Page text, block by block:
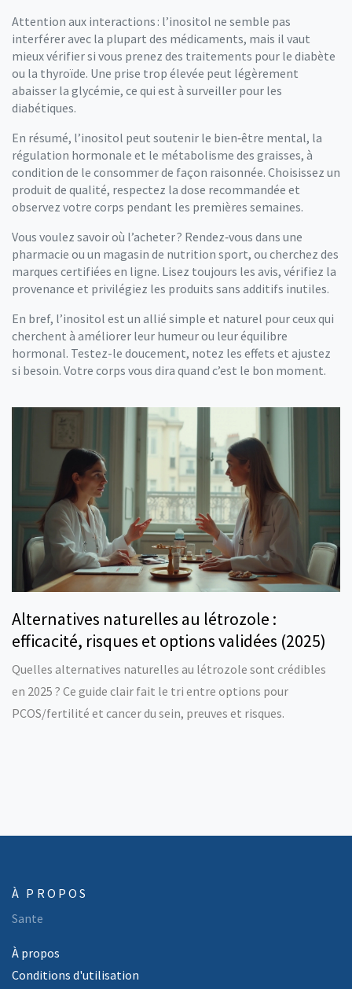
Attention aux interactions : l’inositol ne semble pas
interférer avec la plupart des médicaments, mais il vaut
mieux vérifier si vous prenez des traitements pour le diabète
ou la thyroïde. Une prise trop élevée peut légèrement
abaisser la glycémie, ce qui est à surveiller pour les
diabétiques.
En résumé, l’inositol peut soutenir le bien‑être mental, la
régulation hormonale et le métabolisme des graisses, à
condition de le consommer de façon raisonnée. Choisissez un
produit de qualité, respectez la dose recommandée et
observez votre corps pendant les premières semaines.
Vous voulez savoir où l’acheter ? Rendez‑vous dans une
pharmacie ou un magasin de nutrition sport, ou cherchez des
marques certifiées en ligne. Lisez toujours les avis, vérifiez la
provenance et privilégiez les produits sans additifs inutiles.
En bref, l’inositol est un allié simple et naturel pour ceux qui
cherchent à améliorer leur humeur ou leur équilibre
hormonal. Testez-le doucement, notez les effets et ajustez
si besoin. Votre corps vous dira quand c’est le bon moment.
Alternatives naturelles au létrozole :
efficacité, risques et options validées (2025)
Quelles alternatives naturelles au létrozole sont crédibles
en 2025 ? Ce guide clair fait le tri entre options pour
PCOS/fertilité et cancer du sein, preuves et risques.
À PROPOS
Sante
À propos
Conditions d'utilisation